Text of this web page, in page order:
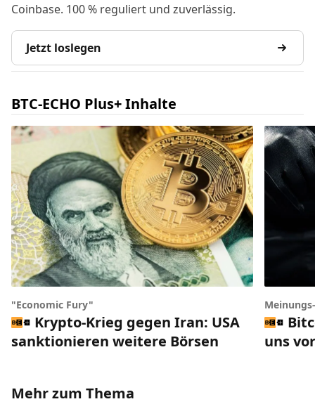
Coinbase. 100 % reguliert und zuverlässig.
Jetzt loslegen
BTC-ECHO Plus+ Inhalte
"Economic Fury"
Krypto-Krieg gegen Iran: USA
sanktionieren weitere Börsen
uns
Mehr zum Thema